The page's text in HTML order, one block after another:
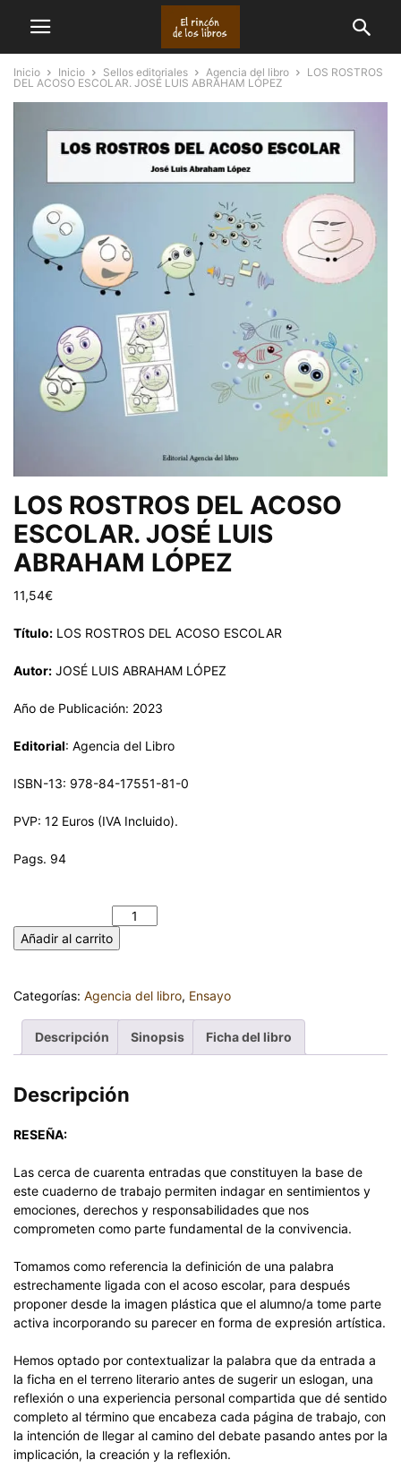
Inicio Inicio Sellos editoriales Agencia del libro
LOS ROSTROS
DEL ACOSO ESCOLAR. JOSÉ LUIS ABRAHAM LÓPEZ
LOS ROSTROS DEL ACOSO
ESCOLAR. JOSÉ LUIS
ABRAHAM LÓPEZ
11,54€
Título: LOS ROSTROS DEL ACOSO ESCOLAR
Autor: JOSÉ LUIS ABRAHAM LÓPEZ
Año de Publicación: 2023
Editorial: Agencia del Libro
ISBN-13: 978-84-17551-81-0
PVP: 12 Euros (IVA Incluido).
Pags. 94
Añadir al carrito
Categorías: Agencia del libro, Ensayo
Descripción Sinopsis Ficha del libro
Descripción
RESEÑA:
Las cerca de cuarenta entradas que constituyen la base de
este cuaderno de trabajo permiten indagar en sentimientos y
emociones, derechos y responsabilidades que nos
comprometen como parte fundamental de la convivencia.
Tomamos como referencia la definición de una palabra
estrechamente ligada con el acoso escolar, para después
proponer desde la imagen plástica que el alumno/a tome parte
activa incorporando su parecer en forma de expresión artística.
Hemos optado por contextualizar la palabra que da entrada a
la ficha en el terreno literario antes de sugerir un eslogan, una
reflexión o una experiencia personal compartida que dé sentido
completo al término que encabeza cada página de trabajo, con
la intención de llegar al camino del debate pasando antes por la
implicación, la creación y la reflexión.